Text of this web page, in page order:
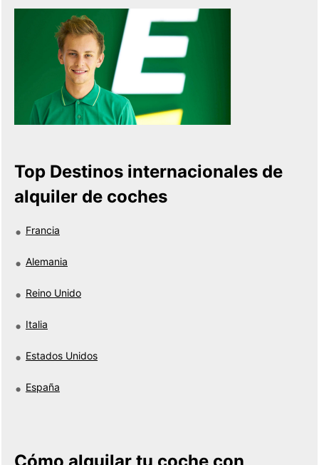
Top Destinos internacionales de
alquiler de coches
Francia
Alemania
Reino Unido
Italia
Estados Unidos
España